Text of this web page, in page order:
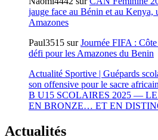
jauge face au Bénin et au Kenya,
Amazones
Paul3515 surJournée FIFA :
défi pour les Amazones du Benin
Actualité Sportive | Guépards
son offensive pour le sacre
B U15 SCOLAIRES 2025 —
EN BRONZE… ET EN
Actualités